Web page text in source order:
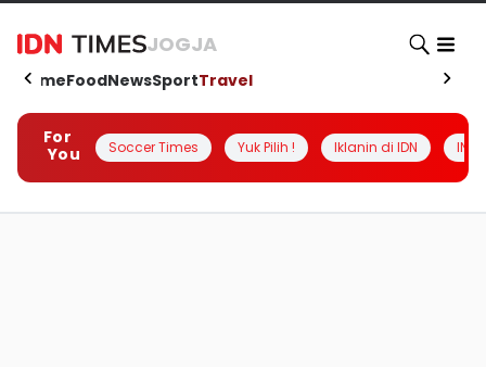
JOGJA
HomeFoodNewsSportTravel
For
You
Soccer Times Yuk Pilih ! Iklanin di IDN